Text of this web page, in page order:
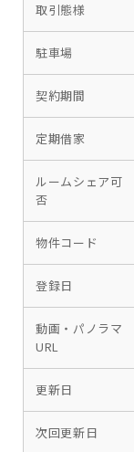
取引態様
駐車場
契約期間
定期借家
ルームシェア可
否
物件コード
登録日
動画・パノラマ
URL
更新日
次回更新日